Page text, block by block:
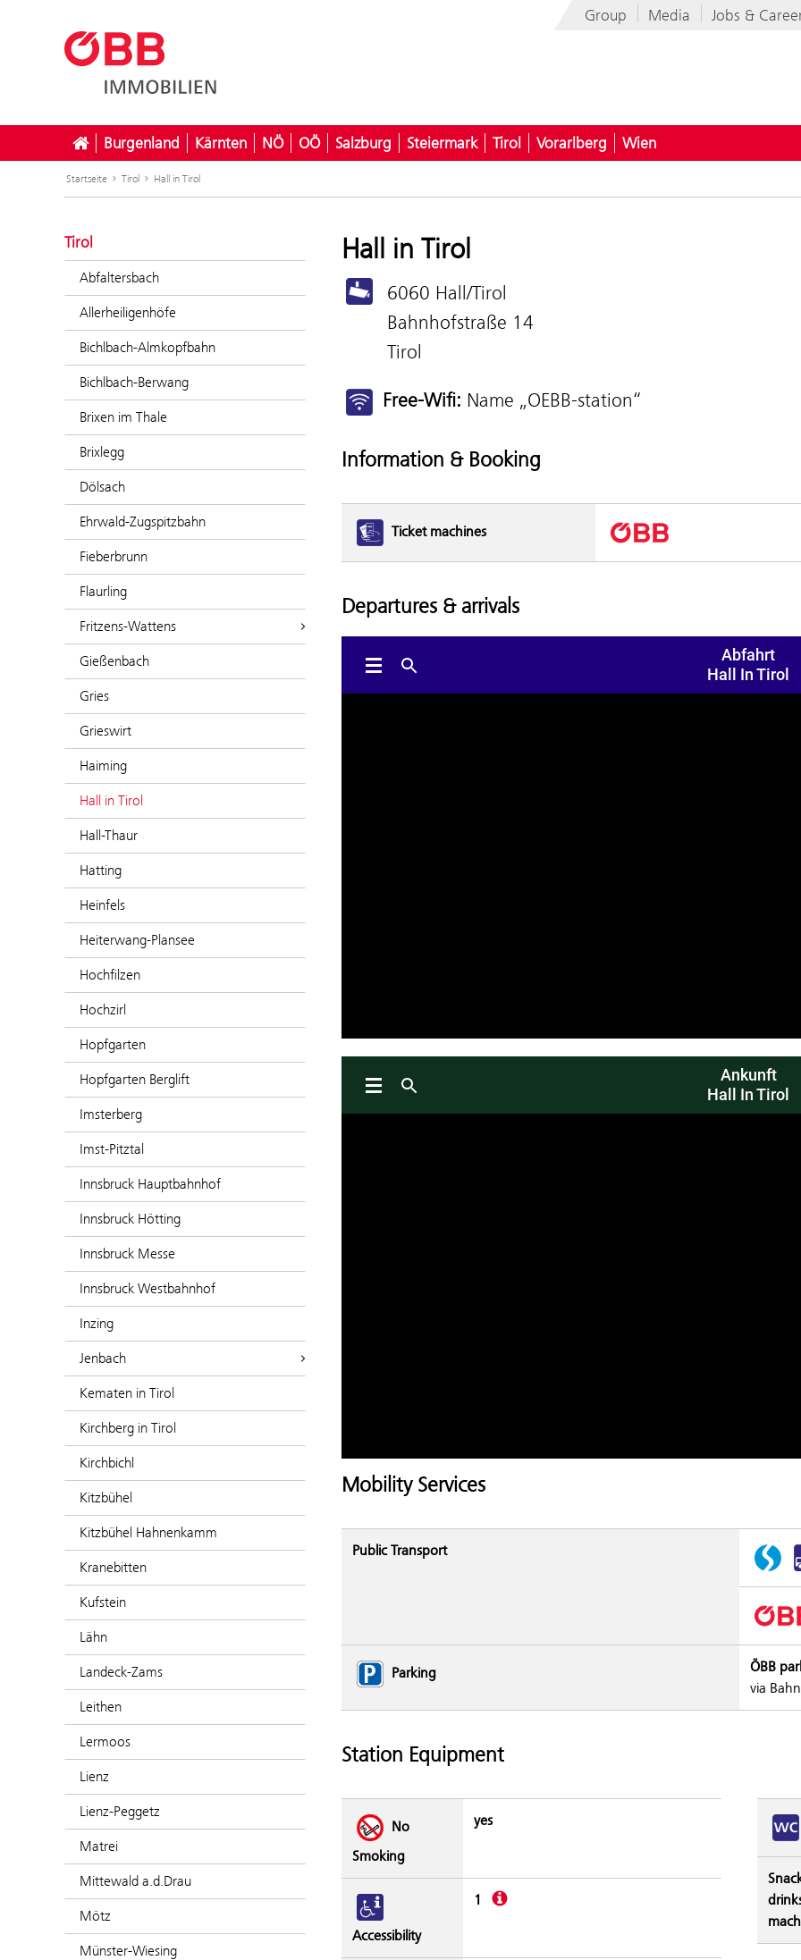
Group Media Jobs &
Burgenland Kärnten NÖ OÖ Salzburg Steiermark Tirol Vorarlberg Wien
Startseite Tirol Hall in Tirol
Tirol
Abfaltersbach
Allerheiligenhöfe
Bichlbach-Almkopfbahn
Bichlbach-Berwang
Brixen im Thale
Brixlegg
Dölsach
Ehrwald-Zugspitzbahn
Fieberbrunn
Flaurling
Fritzens-Wattens
Gießenbach
Gries
Grieswirt
Haiming
Hall in Tirol
Hall-Thaur
Hatting
Heinfels
Heiterwang-Plansee
Hochfilzen
Hochzirl
Hopfgarten
Hopfgarten Berglift
Imsterberg
Imst-Pitztal
Innsbruck Hauptbahnhof
Innsbruck Hötting
Innsbruck Messe
Innsbruck Westbahnhof
Inzing
Jenbach
Kematen in Tirol
Kirchberg in Tirol
Kirchbichl
Kitzbühel
Kitzbühel Hahnenkamm
Kranebitten
Kufstein
Lähn
Landeck-Zams
Leithen
Lermoos
Lienz
Lienz-Peggetz
Matrei
Mittewald a.d.Drau
Mötz
Münster-Wiesing
Hall in Tirol
6060 Hall/Tirol
Bahnhofstraße 14
Tirol
Free-Wifi: Name „OEBB-station“
Information & Booking
Ticket machines
Departures & arrivals
Mobility Services
Public Transport
Parking ÖBB
via
Station Equipment
No
Smoking
yes
Accessibility
1 Description